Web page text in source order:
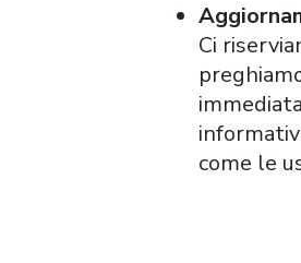
Ci
come le